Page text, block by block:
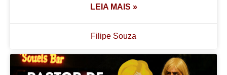
LEIA MAIS »
Filipe Souza